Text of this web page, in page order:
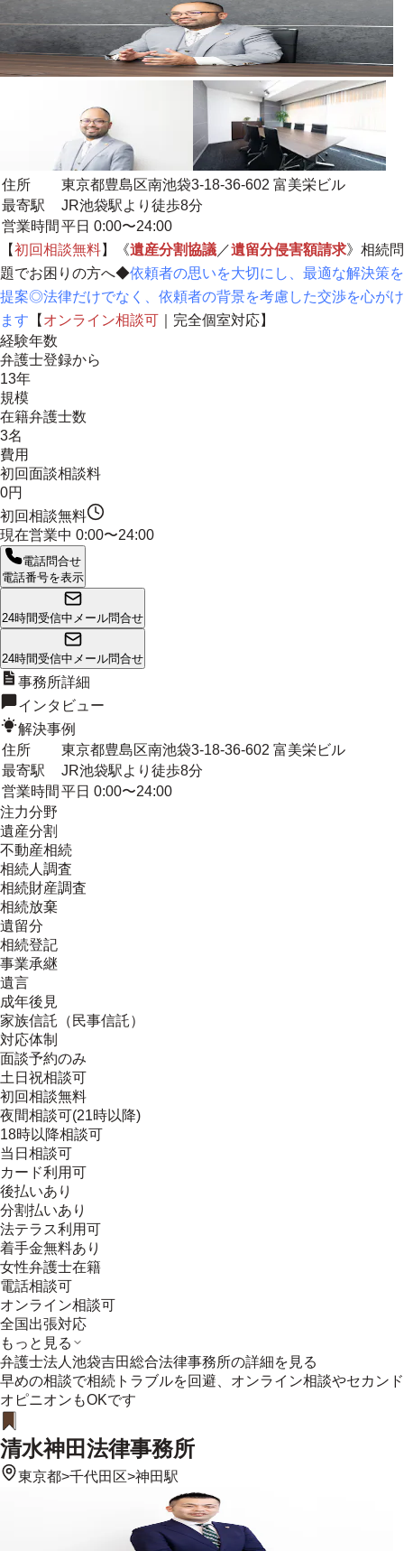
住所
東京都豊島区南池袋3-18-36-602 富美栄ビル
最寄駅
JR池袋駅より徒歩8分
営業時間 平日 0:00〜24:00
【初回相談無料】《遺産分割協議 ／遺留分侵害額請求》相続問
題でお困りの方へ◆依頼者の思いを大切にし、最適な解決策を
提案◎法律だけでなく、依頼者の背景を考慮した交渉を心がけ
ます 【 オンライン相談可 完全個室対応】
経験年数
弁護士登録から
13年
規模
在籍弁護士数
3名
費用
初回面談相談料
0円
初回相談無料
現在営業中 0:00〜24:00
電話問合せ
電話番号を表示
24時間受信中 メール問合せ
24時間受信中 メール問合せ
事務所詳細
インタビュー
解決事例
住所
東京都豊島区南池袋3-18-36-602 富美栄ビル
最寄駅
JR池袋駅より徒歩8分
営業時間 平日 0:00〜24:00
注力分野
遺産分割
不動産相続
相続人調査
相続財産調査
相続放棄
遺留分
相続登記
事業承継
遺言
成年後見
家族信託（民事信託）
対応体制
面談予約のみ
土日祝相談可
初回相談無料
夜間相談可(21時以降)
18時以降相談可
当日相談可
カード利用可
後払いあり
分割払いあり
法テラス利用可
着手金無料あり
女性弁護士在籍
電話相談可
オンライン相談可
全国出張対応
もっと見る
弁護士法人池袋吉田総合法律事務所の詳細を見る
早めの相談で相続トラブルを回避、オンライン相談やセカンド
オピニオンもOKです
清水神田法律事務所
東京都>千代田区>神田駅